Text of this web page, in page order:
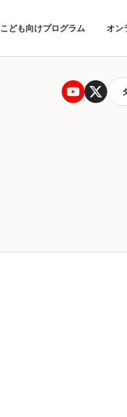
こども向けプログラム オン